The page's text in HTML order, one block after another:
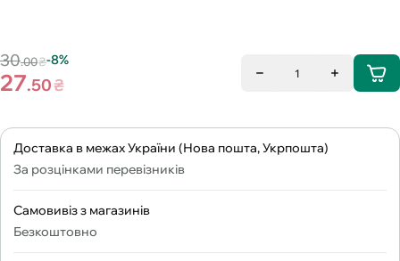
30.00₴-8%
27.50₴
1
Доставка в межах України (Нова пошта, Укрпошта)
За розцінками перевізників
Самовивіз з магазинів
Безкоштовно